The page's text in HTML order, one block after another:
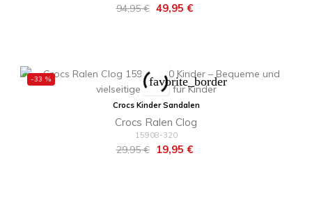
Regulärer
94,95 € Preis
49,95 €
-33 % favorite_border
Crocs Kinder Sandalen
Crocs Ralen Clog
15908-320
Regulärer
29,95 € Preis
19,95 €